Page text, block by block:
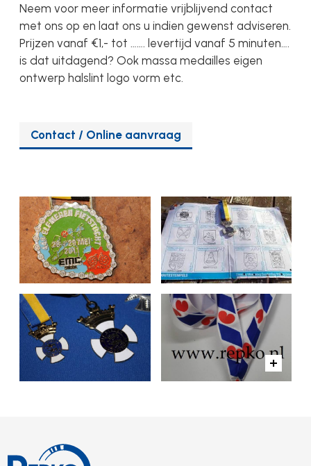
Neem voor meer informatie vrijblijvend contact
met ons op en laat ons u indien gewenst adviseren.
Prijzen vanaf €1,- tot ……. levertijd vanaf 5 minuten….
is dat uitdagend? Ook massa medailles eigen
ontwerp halslint logo vorm etc.
Contact / Online aanvraag